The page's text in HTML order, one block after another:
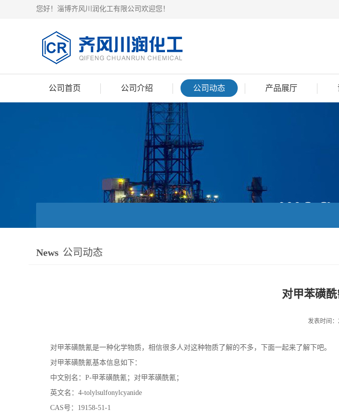
您好！淄博齐风川润化工有限公司欢迎您！
公司首页 公司介绍 公司动态 产品展厅
News 公司动态
对甲苯磺
发表时间：
对甲苯磺酰氰是一种化学物质，相信很多人对这种物质了解的不多，下面一起来了解下吧。
对甲苯磺酰氰基本信息如下：
中文别名：P-甲苯磺酰氰；对甲苯磺酰氰；
英文名：4-tolylsulfonylcyanide
CAS号：19158-51-1